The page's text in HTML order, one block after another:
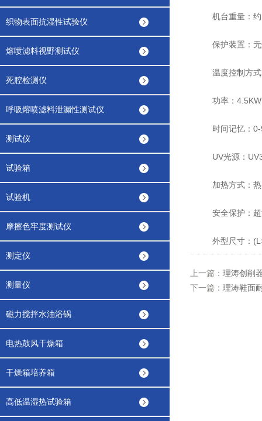
织物表面抗湿性试验仪
熔喷滤料视野测试仪
死腔检测仪
呼吸熔喷滤料泄漏性测试仪
测试仪
试验箱
试验机
摩擦色牢度测试仪
测定仪
测量仪
磁力搅拌水油浴锅
电热鼓风干燥箱
干燥箱培养箱
高低温湿热试验箱
机台重量：约
保护装置：无
温度控制方式
功率：4.5KW
时间记忆：0-
UV光源：
加热方式：热
安全保护：超
外型尺寸：
上一篇： 理涛创削
下一篇： 理涛鞋面